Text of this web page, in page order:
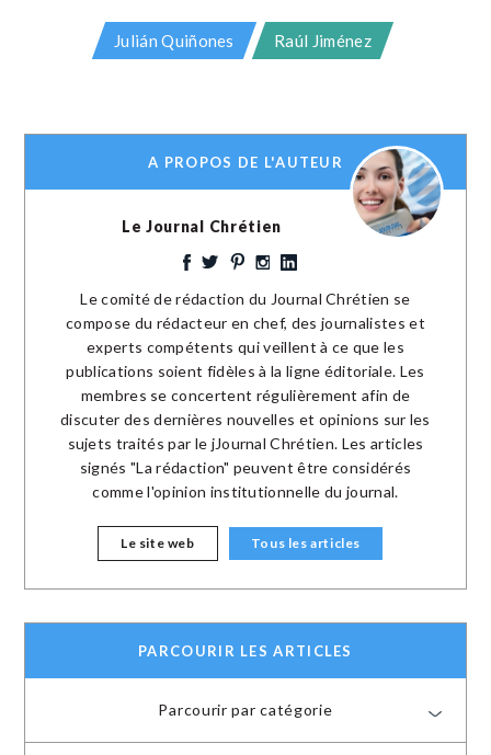
Julián Quiñones Raúl Jiménez
A PROPOS DE L'AUTEUR
Le Journal Chrétien
Le comité de rédaction du Journal Chrétien se
compose du rédacteur en chef, des journalistes et
experts compétents qui veillent à ce que les
publications soient fidèles à la ligne éditoriale. Les
membres se concertent régulièrement afin de
discuter des dernières nouvelles et opinions sur les
sujets traités par le jJournal Chrétien. Les articles
signés "La rédaction" peuvent être considérés
comme l'opinion institutionnelle du journal.
Le site web Tous les articles
PARCOURIR LES ARTICLES
Parcourir par catégorie